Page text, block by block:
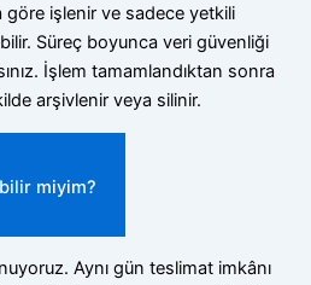
göre işlenir ve sadece yetkili
Süreç boyunca veri güvenliği
İşlem tamamlandıktan sonra
arşivlenir veya silinir.
miyim?
Aynı gün teslimat imkânı